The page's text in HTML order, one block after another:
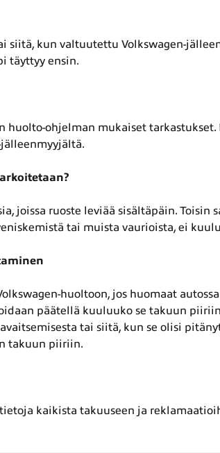
siitä, kun valtuutettu Volkswagen-
täyttyy ensin.
huolto-ohjelman mukaiset tarkastukset.
joissa ruoste leviää sisältäpäin. Toisin
tai muista vaurioista, ei
huoltoon, jos huomaat
päätellä kuuluuko se takuun
tai siitä, kun se olisi
takuun piiriin.
kaikista takuuseen ja